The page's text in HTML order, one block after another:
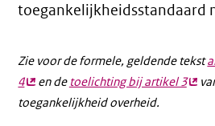
toegankelijkheidsstandaard
Zie voor de formele, geldende tekst
4(externe
link)
en de toelichting bij artikel 3
toegankelijkheid overheid.